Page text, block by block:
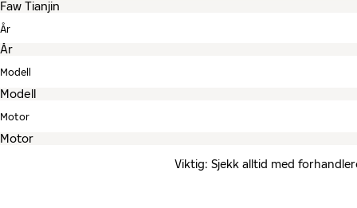
År
Modell
Motor
Viktig: Sjekk alltid med